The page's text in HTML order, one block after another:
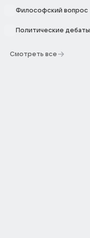
Философский вопрос
Политические дебаты
Смотреть все